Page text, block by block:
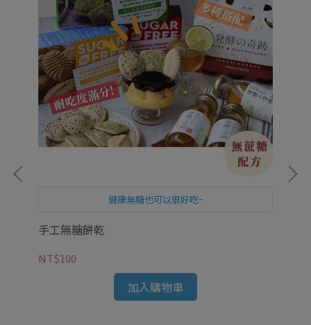
健康無糖也可以很好吃~
手工無糖餅乾
NT$100
加入購物車